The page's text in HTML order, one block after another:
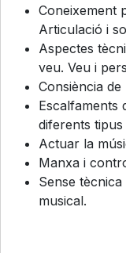
Coneixement
Articulació i
Aspectes
veu. Veu i
Consiència
Escalfaments
diferents
Actuar la
Manxa i
Sense
musical.